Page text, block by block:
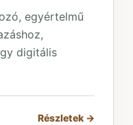
egyértelmű
digitális
Részletek →